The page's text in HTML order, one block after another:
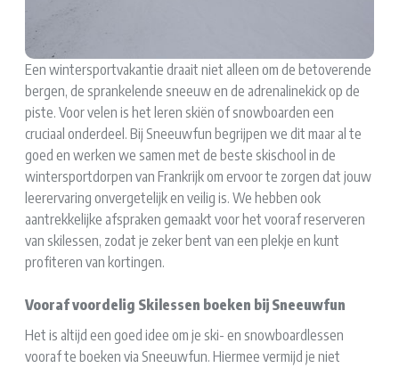
Een wintersportvakantie draait niet alleen om de betoverende
bergen, de sprankelende sneeuw en de adrenalinekick op de
piste. Voor velen is het leren skiën of snowboarden een
cruciaal onderdeel. Bij Sneeuwfun begrijpen we dit maar al te
goed en werken we samen met de beste skischool in de
wintersportdorpen van Frankrijk om ervoor te zorgen dat jouw
leerervaring onvergetelijk en veilig is. We hebben ook
aantrekkelijke afspraken gemaakt voor het vooraf reserveren
van skilessen, zodat je zeker bent van een plekje en kunt
profiteren van kortingen.
Vooraf voordelig Skilessen boeken bij Sneeuwfun
Het is altijd een goed idee om je ski- en snowboardlessen
vooraf te boeken via Sneeuwfun. Hiermee vermijd je niet